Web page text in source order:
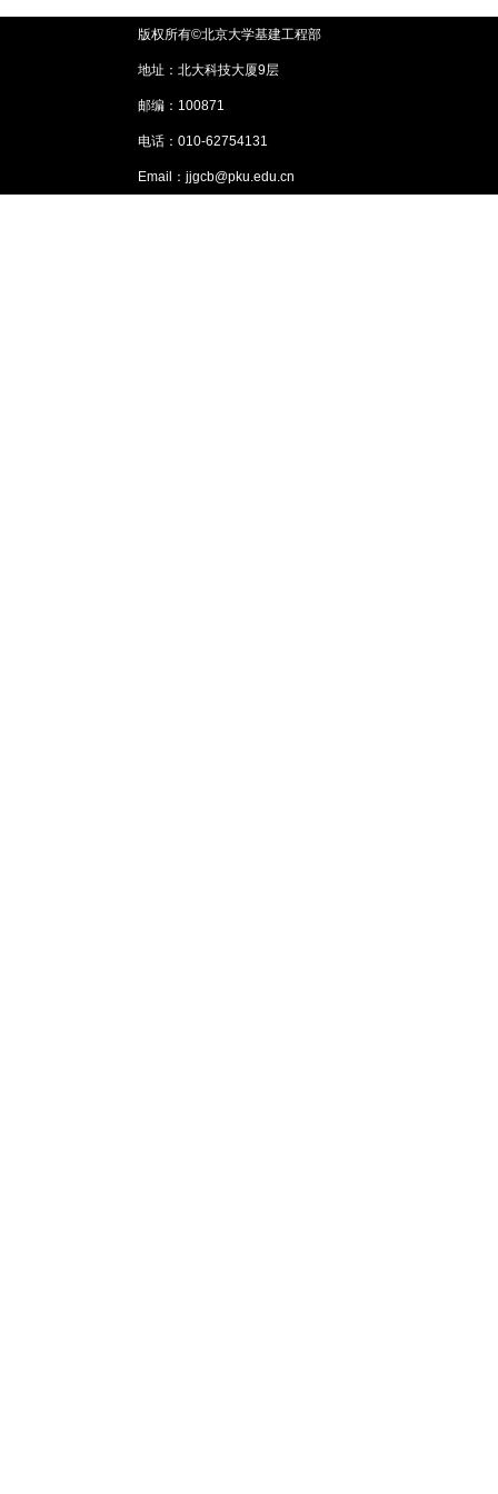
版权所有©北京大学基建工程部
地址：北大科技大厦9层
邮编：100871
电话：010-62754131
Email：jjgcb@pku.edu.cn